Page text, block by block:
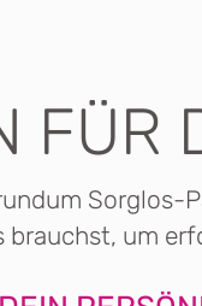
FÜR
Sorglos-
brauchst, um